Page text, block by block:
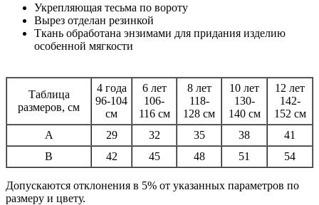
Укрепляющая тесьма по вороту
Вырез отделан резинкой
Ткань обработана энзимами для придания изделию
особенной мягкости
Таблица
размеров, см
4 года
96-104
см
6 лет
106-
116 см
8 лет
118-
128 см
10 лет
130-
140 см
12 лет
142-
152 см
A
29 32 35 38
41
B
42 45 48 51 54
Допускаются отклонения в 5% от указанных параметров по
размеру и цвету.